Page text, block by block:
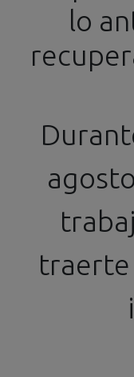
Distribuidor
Barniz 2K
Barniz 2K
lo
traerte